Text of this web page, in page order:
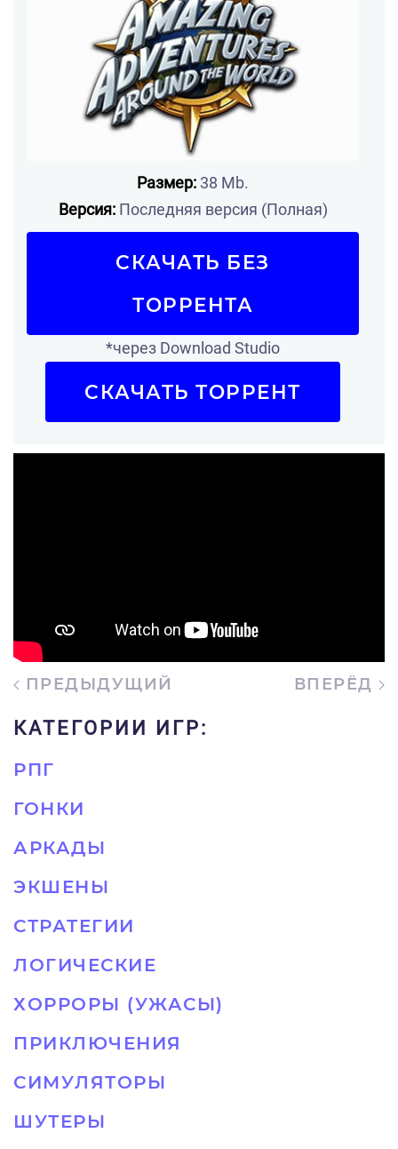
Размер: 38 Mb.
Версия:Последняя версия (Полная)
СКАЧАТЬ БЕЗ
ТОРРЕНТА
*через Download Studio
СКАЧАТЬ ТОРРЕНТ
ПРЕДЫДУЩИЙ ВПЕРЁД
КАТЕГОРИИ ИГР:
РПГ
ГОНКИ
АРКАДЫ
ЭКШЕНЫ
СТРАТЕГИИ
ЛОГИЧЕСКИЕ
ХОРРОРЫ (УЖАСЫ)
ПРИКЛЮЧЕНИЯ
СИМУЛЯТОРЫ
ШУТЕРЫ